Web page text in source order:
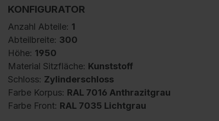
KONFIGURATOR
Anzahl Abteile: 1
Abteilbreite: 300
Höhe: 1950
Material Sitzfläche: Kunststoff
Schloss: Zylinderschloss
Farbe Korpus: RAL 7016 Anthrazitgrau
Farbe Front: RAL 7035 Lichtgrau